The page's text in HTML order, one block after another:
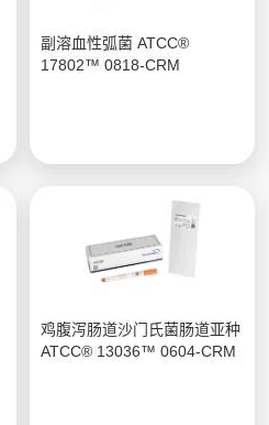
副溶血性弧菌 ATCC®
17802™ 0818-CRM
鸡腹泻肠道沙门氏菌肠道亚种
ATCC® 13036™ 0604-CRM